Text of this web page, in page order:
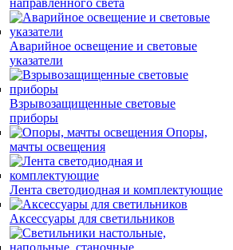
направленного света
Аварийное освещение и световые
указатели
Взрывозащищенные световые
приборы
Опоры,
мачты освещения
Лента светодиодная и комплектующие
Аксессуары для светильников